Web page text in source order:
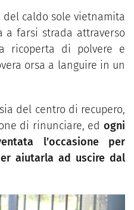
caldo sole vietnamita
a farsi strada attraverso
ricoperta di polvere e
orsa a languire in un
del centro di recupero,
di rinunciare, ed ogni
l’occasione per
aiutarla ad uscire dal